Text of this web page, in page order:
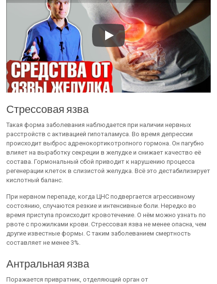
Стрессовая язва
Такая форма заболевания наблюдается при наличии нервных
расстройств с активацией гипоталамуса. Во время депрессии
происходит выброс адренокортикотропного гормона. Он пагубно
влияет на выработку секреции в желудке и снижает качество её
состава. Гормональный сбой приводит к нарушению процесса
регенерации клеток в слизистой желудка. Всё это дестабилизирует
кислотный баланс.
При нервном перепаде, когда ЦНС подвергается агрессивному
состоянию, случаются резкие и интенсивные боли. Нередко во
время приступа происходит кровотечение. О нём можно узнать по
рвоте с прожилками крови. Стрессовая язва не менее опасна, чем
другие известные формы. С таким заболеванием смертность
составляет не менее 3%.
Антральная язва
Поражается привратник, отделяющий орган от